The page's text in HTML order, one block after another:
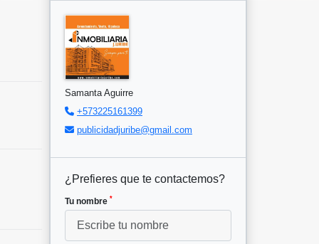
Samanta Aguirre
+573225161399
publicidadjuribe@gmail.com
¿Prefieres que te contactemos?
Tu nombre *